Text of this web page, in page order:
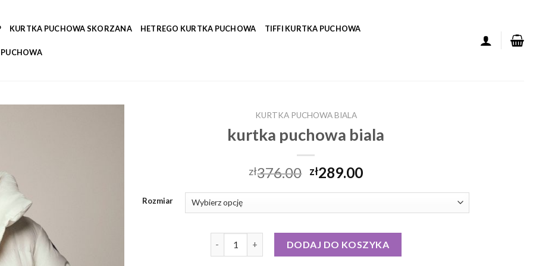
KURTKA PUCHOWA SKORZANA HETREGO KURTKA PUCHOWA TIFFI KURTKA PUCHOWA
KURTKA PUCHOWA BIALA
kurtka puchowa biala
zł376.00 zł289.00
Rozmiar
DODAJ DO KOSZYKA